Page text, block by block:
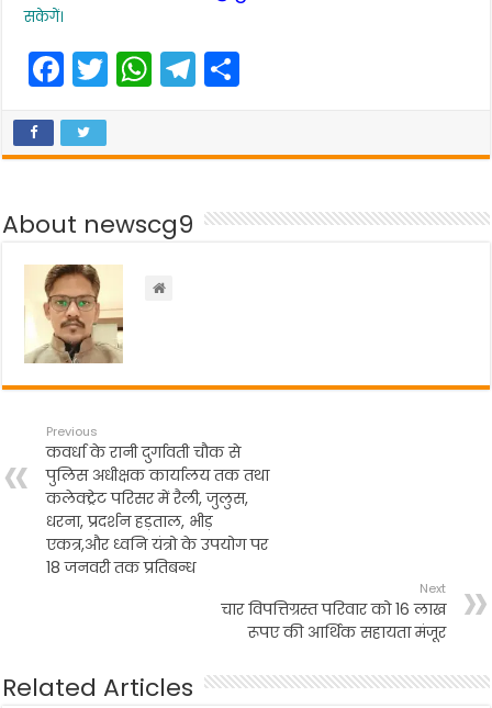
सकेगें।
F
a
c
e
b
o
o
k
T
w
er
W
h
ts
A
p
p
T
el
gr
a
e
About newscg9
Previous
कवर्धा के रानी दुर्गावती चौक से
पुलिस अधीक्षक कार्यालय तक तथा
कलेक्ट्रेट परिसर में रैली, जुलुस,
धरना, प्रदर्शन हड़ताल, भीड़
एकत्र,और ध्वनि यंत्रो के उपयोग पर
18 जनवरी तक प्रतिबन्ध
Next
चार विपत्तिग्रस्त परिवार को 16 लाख
रूपए की आर्थिक सहायता मंजूर
Related Articles